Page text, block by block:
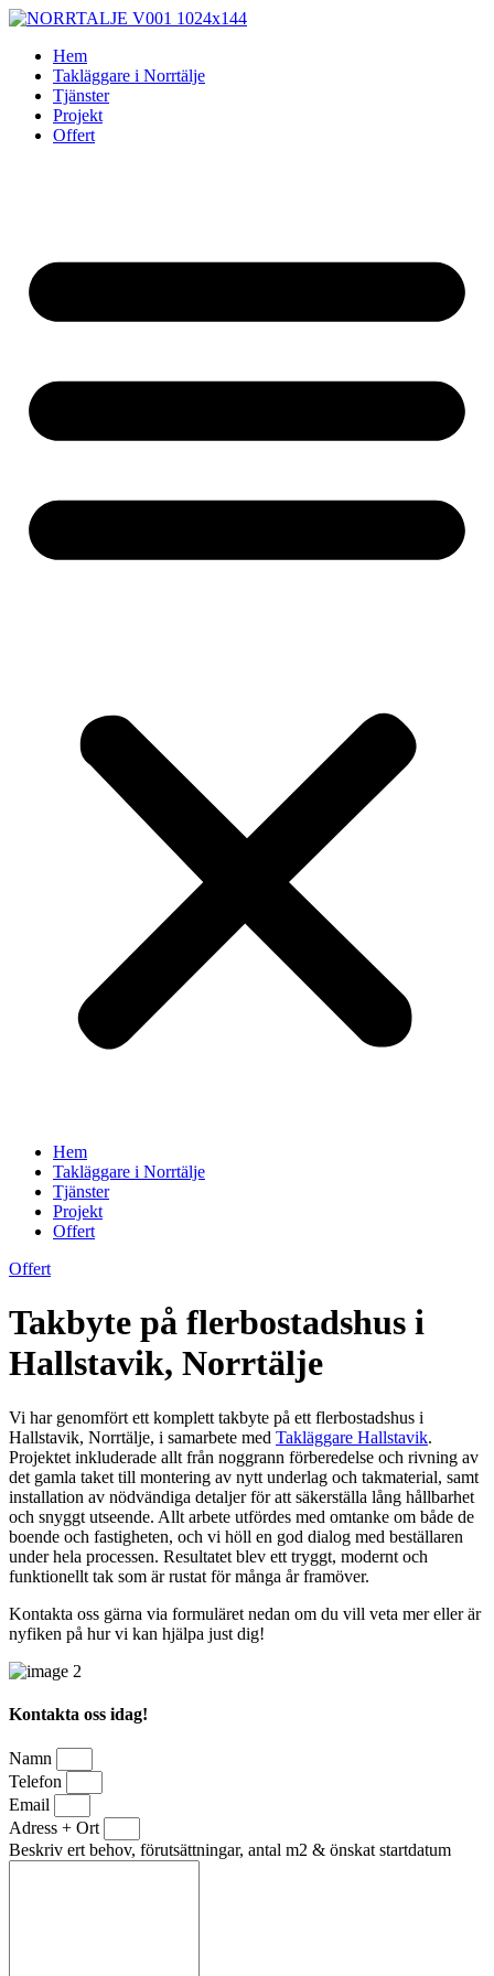
Skip
contentHem
Takläggare i Norrtälje
Tjänster
Projekt
Offert
Hem
Takläggare i Norrtälje
Tjänster
Projekt
Offert
Offert
Takbyte på flerbostadshus i
Hallstavik, Norrtälje
Vi har genomfört ett komplett takbyte på ett flerbostadshus i
Hallstavik, Norrtälje, i samarbete med Takläggare Hallstavik.
Projektet inkluderade allt från noggrann förberedelse och rivning av
det gamla taket till montering av nytt underlag och takmaterial, samt
installation av nödvändiga detaljer för att säkerställa lång hållbarhet
och snyggt utseende. Allt arbete utfördes med omtanke om både de
boende och fastigheten, och vi höll en god dialog med beställaren
under hela processen. Resultatet blev ett tryggt, modernt och
funktionellt tak som är rustat för många år framöver.
Kontakta oss gärna via formuläret nedan om du vill veta mer eller är
nyfiken på hur vi kan hjälpa just dig!
Kontakta oss idag!
Namn
Telefon
Email
Adress + Ort
Beskriv ert behov, förutsättningar, antal m2 & önskat startdatum